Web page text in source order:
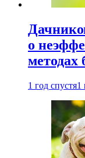
о
методах
1 год спустя1